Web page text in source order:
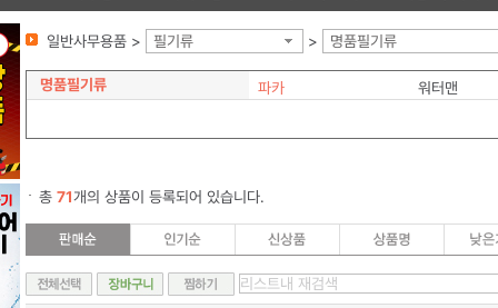
일반사무용품 > 필기류 > 명품필기류
명품필기류 파카 워터맨
총 71개의 상품이 등록되어 있습니다.